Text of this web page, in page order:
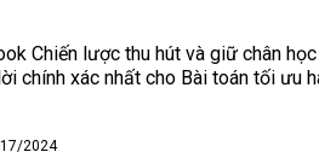
Chiến lược thu hút và giữ chân
chính xác nhất cho Bài toán tối ưu
2024